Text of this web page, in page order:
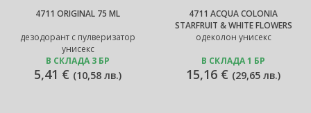
4711 ORIGINAL 75 ML
дезодорант с пулверизатор
унисекс
В СКЛАДА 3 БР
5,41 € (10,58 лв.)
4711 ACQUA COLONIA
STARFRUIT & WHITE FLOWERS
одеколон унисекс
В СКЛАДА 1 БР
15,16 € (29,65 лв.)